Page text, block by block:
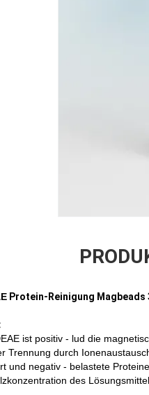
Protein-Reinigung Magbeads
ist positiv - lud die
Trennung durch
und negativ - belastete
des